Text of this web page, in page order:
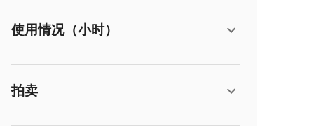
使用情况（小时）
拍卖